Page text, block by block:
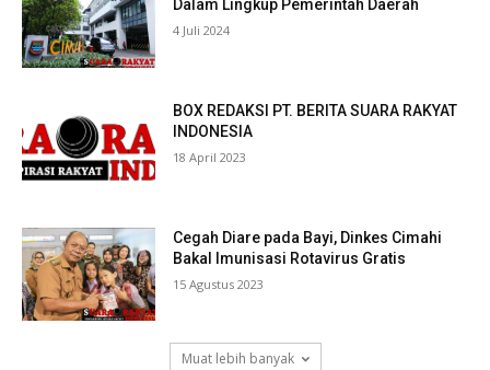
Dalam Lingkup Pemerintah Daerah
4 Juli 2024
BOX REDAKSI PT. BERITA SUARA RAKYAT
INDONESIA
18 April 2023
Cegah Diare pada Bayi, Dinkes Cimahi
Bakal Imunisasi Rotavirus Gratis
15 Agustus 2023
Muat lebih banyak